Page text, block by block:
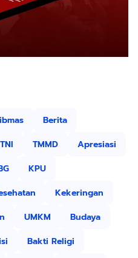
Berita
TNI TMMD
Apresiasi
KPU
Kekeringan
UMKM
Budaya
Bakti Religi